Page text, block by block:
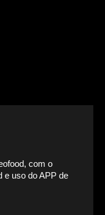
com o
e uso do APP de